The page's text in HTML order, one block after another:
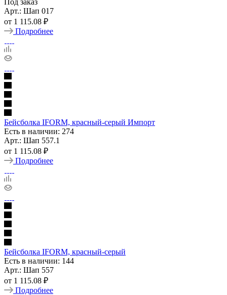
Арт.: Шап 017
от 1 115.08 ₽
Подробнее
Бейсболка IFORM, красный-серый Импорт
Есть в наличии: 274
Арт.: Шап 557.1
от 1 115.08 ₽
Подробнее
Бейсболка IFORM, красный-серый
Есть в наличии: 144
Арт.: Шап 557
от 1 115.08 ₽
Подробнее